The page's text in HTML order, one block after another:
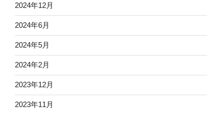
2024年12月
2024年6月
2024年5月
2024年2月
2023年12月
2023年11月